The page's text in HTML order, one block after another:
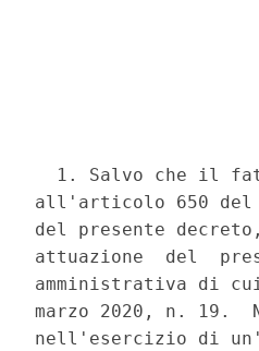
1. Salvo che il
all'articolo 650 del
del presente
attuazione  del
amministrativa di
marzo 2020, n. 19.
nell'esercizio di